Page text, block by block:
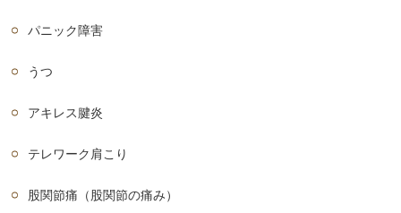
パニック障害
うつ
アキレス腱炎
テレワーク肩こり
股関節痛（股関節の痛み）